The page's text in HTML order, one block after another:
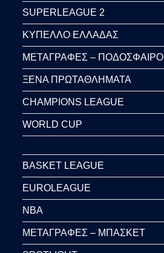
SUPERLEAGUE 2
ΚΥΠΕΛΛΟ ΕΛΛΑΔΑΣ
ΜΕΤΑΓΡΑΦΕΣ – ΠΟΔΟΣΦΑΙΡΟ
ΞΕΝΑ ΠΡΩΤΑΘΛΗΜΑΤΑ
CHAMPIONS LEAGUE
WORLD CUP
BASKET LEAGUE
EUROLEAGUE
NBA
ΜΕΤΑΓΡΑΦΕΣ – ΜΠΑΣΚΕΤ